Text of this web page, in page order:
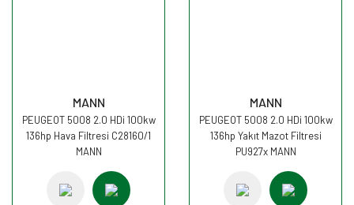
MANN
PEUGEOT 5008 2.0 HDi 100kw
136hp Hava Filtresi C28160/1
MANN
MANN
PEUGEOT 5008 2.0 HDi 100kw
136hp Yakıt Mazot Filtresi
PU927x MANN